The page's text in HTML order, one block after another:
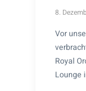
8.
Vor
Royal
Lounge